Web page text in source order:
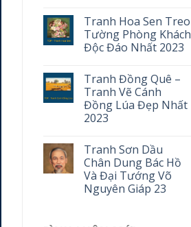
Tranh Hoa Sen Treo
Tường Phòng Khách
Độc Đáo Nhất 2023
Tranh Đồng Quê –
Tranh Vẽ Cánh
Đồng Lúa Đẹp Nhất
2023
Tranh Sơn Dầu
Chân Dung Bác Hồ
Và Đại Tướng Võ
Nguyên Giáp 23